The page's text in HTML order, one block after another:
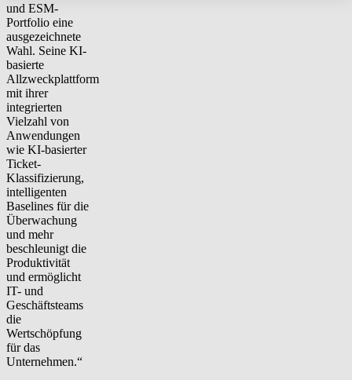
und ESM-
Portfolio eine
ausgezeichnete
Wahl. Seine KI-
basierte
Allzweckplattform
mit ihrer
integrierten
Vielzahl von
Anwendungen
wie KI-basierter
Ticket-
Klassifizierung,
intelligenten
Baselines für die
Überwachung
und mehr
beschleunigt die
Produktivität
und ermöglicht
IT- und
Geschäftsteams
die
Wertschöpfung
für das
Unternehmen.“